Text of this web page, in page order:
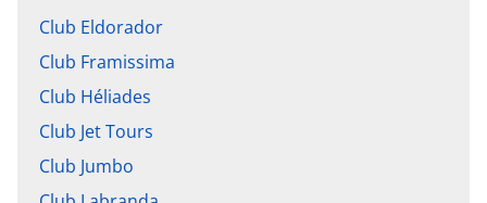
Club Eldorador
Club Framissima
Club Héliades
Club Jet Tours
Club Jumbo